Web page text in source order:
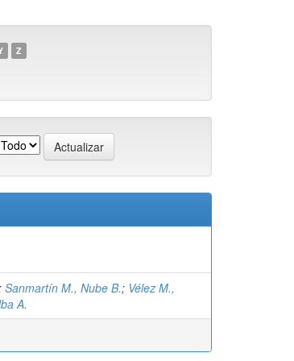
Z
Sanmartín M., Nube B.; Vélez M.,
A.